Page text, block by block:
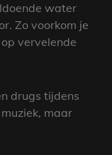
water
Zo voorkom je
vervelende
drugs tijdens
maar